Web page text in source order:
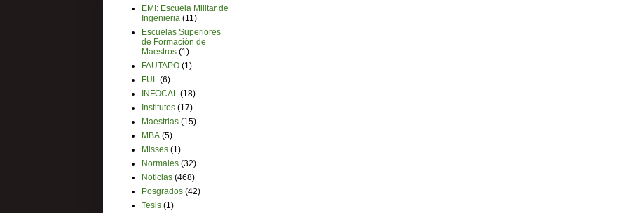
EMI: Escuela Militar de
Ingenieria (11)
Escuelas Superiores
de Formación de
Maestros (1)
FAUTAPO (1)
FUL (6)
INFOCAL (18)
Institutos (17)
Maestrias (15)
MBA (5)
Misses (1)
Normales (32)
Noticias (468)
Posgrados (42)
Tesis (1)